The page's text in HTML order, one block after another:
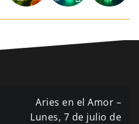
Aries en el Amor –
Lunes, 7 de julio de